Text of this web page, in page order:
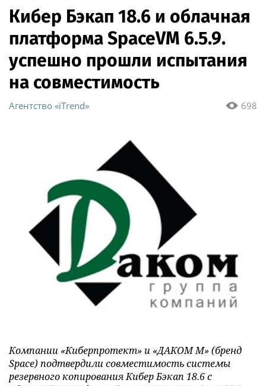
Кибер Бэкап 18.6 и облачная
платформа SpaceVM 6.5.9.
успешно прошли испытания
на совместимость
698
Агентство «iTrend»
Компании «Киберпротект» и «ДАКОМ М» (бренд
Space) подтвердили совместимость системы
резервного копирования Кибер Бэкап 18.6 с